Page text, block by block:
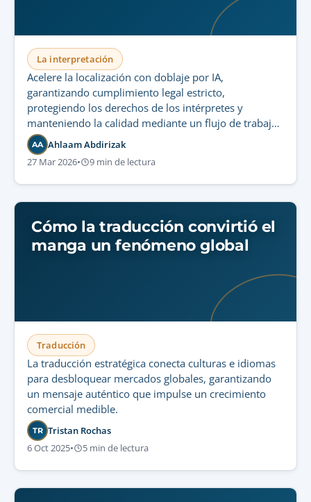
La interpretación
Acelere la localización con doblaje por IA,
garantizando cumplimiento legal estricto,
protegiendo los derechos de los intérpretes y
manteniendo la calidad mediante un flujo de trabajo
híbrido sostenible.
AA Ahlaam Abdirizak
27 Mar 2026• 9 min de lectura
Cómo la traducción convirtió el
manga un fenómeno global
Traducción
La traducción estratégica conecta culturas e idiomas
para desbloquear mercados globales, garantizando
un mensaje auténtico que impulse un crecimiento
comercial medible.
TR Tristan Rochas
6 Oct 2025• 5 min de lectura